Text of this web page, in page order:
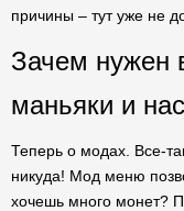
причины – тут уже не
Зачем нужен
маньяки и
Теперь о модах. Все-
никуда! Мод меню
хочешь много монет?